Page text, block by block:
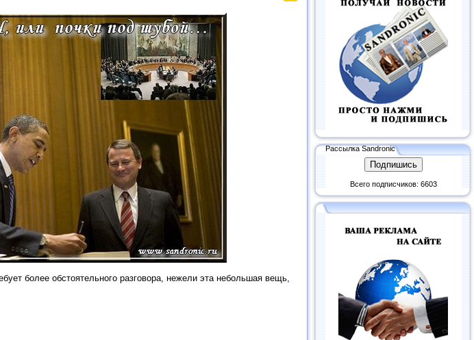
более обстоятельного разговора, нежели эта небольшая вещь,
Рассылка Sandronic
Всего подписчиков: 6603